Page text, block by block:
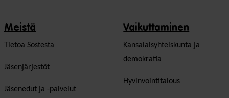
Meistä
Tietoa Sostesta
Jäsenjärjestöt
Jäsenedut ja -palvelut
Vaikuttaminen
Kansalaisyhteiskunta ja
demokratia
Hyvinvointitalous